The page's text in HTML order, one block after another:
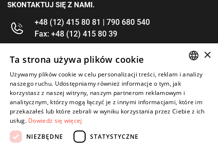
SKONTAKTUJ SIĘ Z NAMI.
+48 (12) 415 80 81 | 790 680 540
Fax: +48 (12) 415 80 39
kontakt@im-narzedzia.pl
INFORMACJE
OFERTA
MOJE KONTO
OBSERWUJ NAS
ENGLISH
×
Ta strona używa plików cookie
Używamy plików cookie w celu personalizacji treści, reklam i analizy
naszego ruchu. Udostępniamy również informacje o tym, jak
korzystasz z naszej witryny, naszym partnerom reklamowym i
analitycznym, którzy mogą łączyć je z innymi informacjami, które im
przekazałeś lub które zebrali w wyniku korzystania przez Ciebie z ich
usług. Dowiedz się więcej
NIEZBĘDNE
STATYSTYCZNE